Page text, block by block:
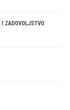
I ZADOVOLJSTVO